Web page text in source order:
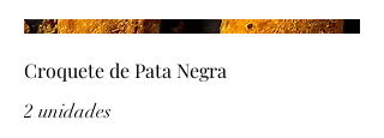
Croquete de Pata Negra
2 unidades